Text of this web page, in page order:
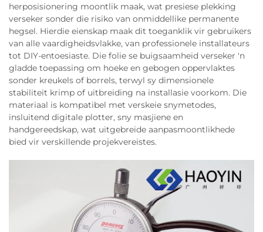
herposisionering moontlik maak, wat presiese plekking
verseker sonder die risiko van onmiddellike permanente
hegsel. Hierdie eienskap maak dit toeganklik vir gebruikers
van alle vaardigheidsvlakke, van professionele installateurs
tot DIY-entoesiaste. Die folie se buigsaamheid verseker 'n
gladde toepassing om hoeke en gebogen oppervlaktes
sonder kreukels of borrels, terwyl sy dimensionele
stabiliteit krimp of uitbreiding na installasie voorkom. Die
materiaal is kompatibel met verskeie snymetodes,
insluitend digitale plotter, sny masjiene en
handgereedskap, wat uitgebreide aanpasmoontlikhede
bied vir verskillende projekvereistes.